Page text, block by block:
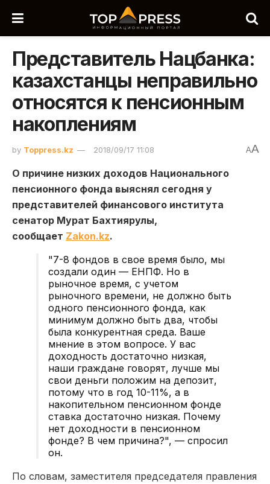
Представитель Нацбанка:
казахстанцы неправильно
относятся к пенсионным
накоплениям
by Toppress.kz 2018/09/17 11:08 AA
О причине низких доходов Национального
пенсионного фонда выяснял сегодня у
представителей финансового института
сенатор Мурат Бахтиярулы,
сообщает Zakon.kz.
"7-8 фондов в свое время было, мы
создали один — ЕНПФ. Но в
рыночное время, с учетом
рыночного времени, не должно быть
одного пенсионного фонда, как
минимум должно быть два, чтобы
была конкурентная среда. Ваше
мнение в этом вопросе. У вас
доходность достаточно низкая,
наши граждане говорят, лучше мы
свои деньги положим на депозит,
потому что в год 10-11%, а в
накопительном пенсионном фонде
ставка достаточно низкая. Почему
нет доходности в пенсионном
фонде? В чем причина?", — спросил
он.
По словам, заместителя председателя правления